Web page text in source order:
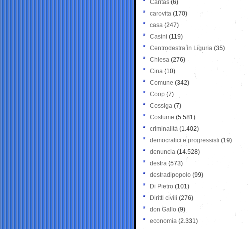
Caritas (6)
carovita (170)
casa (247)
Casini (119)
Centrodestra in Liguria (35)
Chiesa (276)
Cina (10)
Comune (342)
Coop (7)
Cossiga (7)
Costume (5.581)
criminalità (1.402)
democratici e progressisti (19)
denuncia (14.528)
destra (573)
destradipopolo (99)
Di Pietro (101)
Diritti civili (276)
don Gallo (9)
economia (2.331)